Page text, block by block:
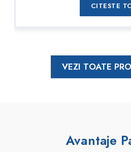
CITESTE
VEZI TOATE
Avantaje